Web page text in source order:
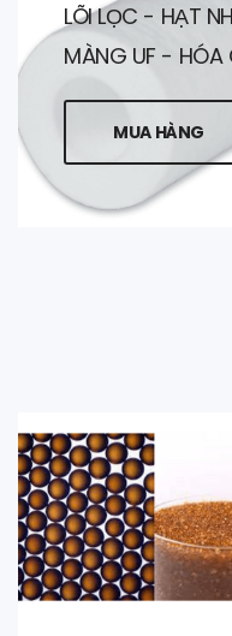
LÕI LỌC - HẠT
MÀNG UF - HÓA
MUA HÀNG